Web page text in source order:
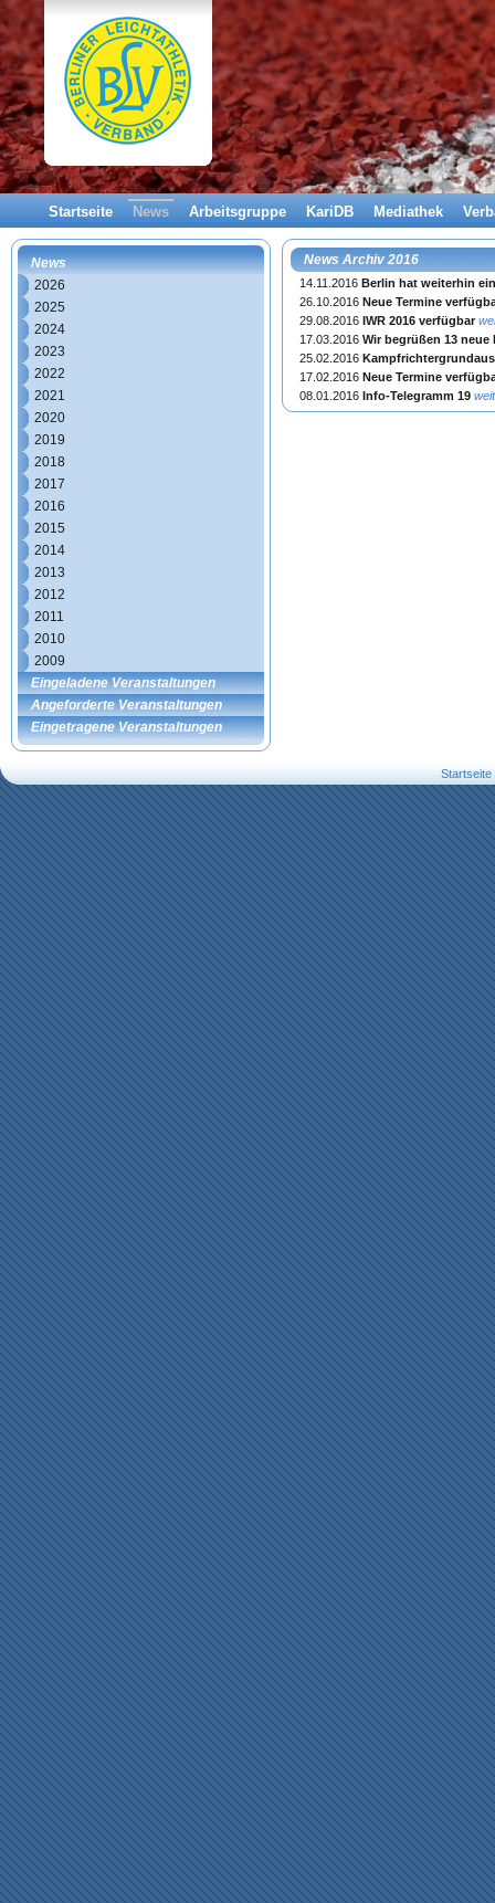
Startseite News Arbeitsgruppe KariDB Mediathek
News
2026
2025
2024
2023
2022
2021
2020
2019
2018
2017
2016
2015
2014
2013
2012
2011
2010
2009
Eingeladene Veranstaltungen
Angeforderte Veranstaltungen
Eingetragene Veranstaltungen
News Archiv 2016
14.11.2016 Berlin hat weiterhin
26.10.2016 Neue Termine
29.08.2016 IWR 2016 verfügbar
17.03.2016 Wir begrüßen 13 neue
25.02.2016
17.02.2016 Neue Termine
08.01.2016 Info-Telegramm 19
Startseite